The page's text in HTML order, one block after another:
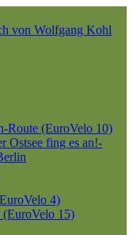
Route (EuroVelo 10)
Ostsee fing es an!-
4)
(EuroVelo 15)